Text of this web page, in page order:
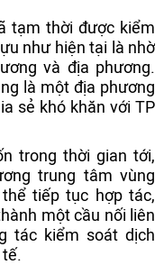
tạm thời được kiểm
như hiện tại là nhờ
và địa phương.
là một địa phương
sẻ khó khăn với TP
trong thời gian tới,
trung tâm vùng
tiếp tục hợp tác,
một cầu nối liên
tác kiểm soát dịch